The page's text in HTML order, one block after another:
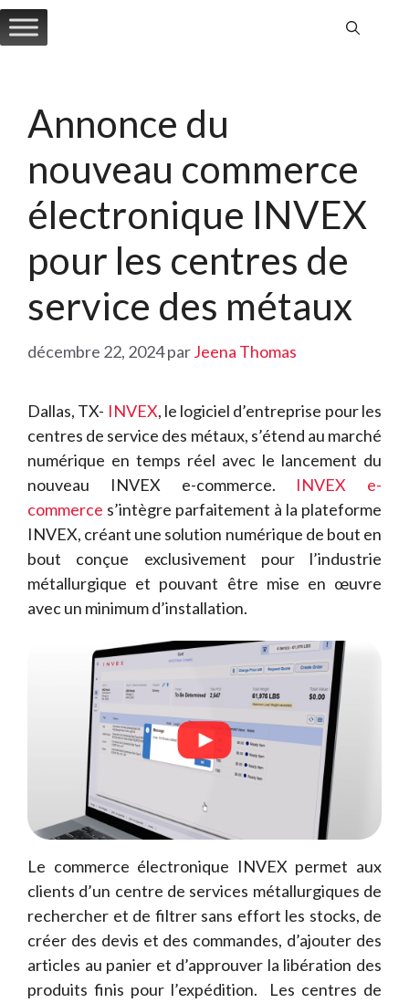
Aller
au
Annonce du
nouveau commerce
électronique INVEX
pour les centres de
service des métaux
décembre 22, 2024parJeena Thomas
Dallas, TX- INVEX, le logiciel d’entreprise pour les
centres de service des métaux, s’étend au marché
numérique en temps réel avec le lancement du
nouveau INVEX e-commerce. INVEX e-
commerce s’intègre parfaitement à la plateforme
INVEX, créant une solution numérique de bout en
bout conçue exclusivement pour l’industrie
métallurgique et pouvant être mise en œuvre
avec un minimum d’installation.
Le commerce électronique INVEX permet aux
clients d’un centre de services métallurgiques de
rechercher et de filtrer sans effort les stocks, de
créer des devis et des commandes, d’ajouter des
articles au panier et d’approuver la libération des
produits finis pour l’expédition. Les centres de